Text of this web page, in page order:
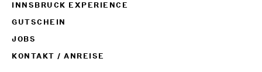
INNSBRUCK EXPERIENCE
GUTSCHEIN
JOBS
KONTAKT / ANREISE